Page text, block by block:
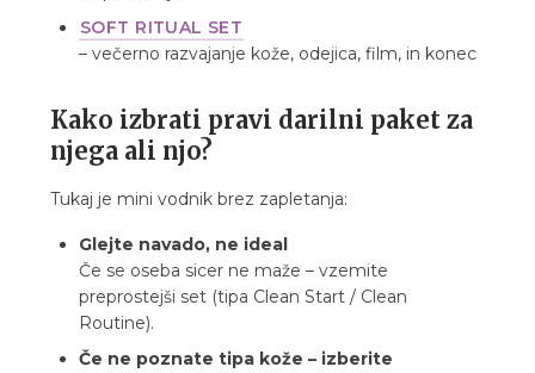
SOFT RITUAL SET
– večerno razvajanje kože, odejica, film, in konec
Kako izbrati pravi darilni paket za
njega ali njo?
Tukaj je mini vodnik brez zapletanja:
Glejte navado, ne ideal
Če se oseba sicer ne maže – vzemite
preprostejši set (tipa Clean Start / Clean
Routine).
Če ne poznate tipa kože – izberite